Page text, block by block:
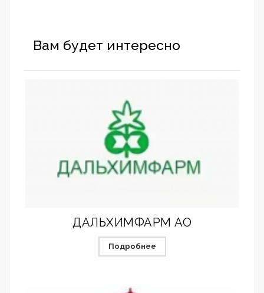
Вам будет интересно
ДАЛЬХИМФАРМ АО
Подробнее